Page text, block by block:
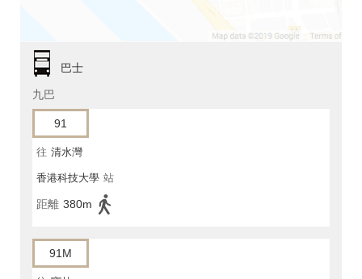
巴士
九巴
91
往 清水灣
香港科技大學 站
距離 380m
91M